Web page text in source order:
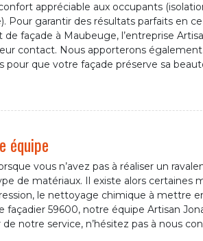
appréciable aux occupants
Pour garantir des résultats parfaits en
de façade à Maubeuge, l’entreprise
contact. Nous apporterons
pour que votre façade préserve sa
équipe
vous n’avez pas à réaliser un
de matériaux. Il existe alors certaines
le nettoyage chimique à mettre
59600, notre équipe Artisan
notre service, n’hésitez pas à nous